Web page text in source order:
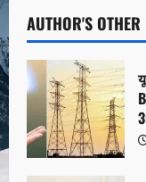
AUTHOR'S OTHER